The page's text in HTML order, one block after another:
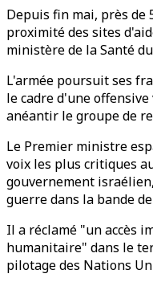
Depuis fin mai, près de
proximité des sites
ministère de la Santé
L'armée poursuit ses
le cadre d'une
anéantir le groupe de
Le Premier ministre
voix les plus critiques
gouvernement
guerre dans la bande de
Il a réclamé "un accès
humanitaire" dans le
pilotage des Nations